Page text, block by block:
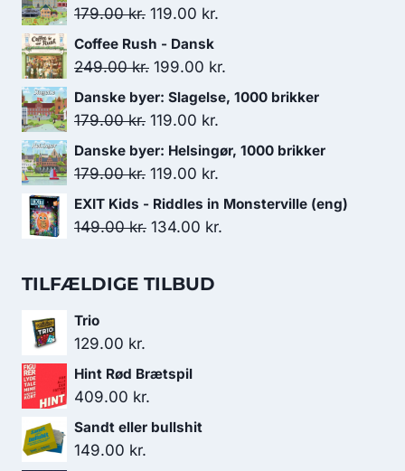
179.00kr. Den
oprindelige
pris
179.00 kr..
119.00 kr.
pris
119.00 kr..
Coffee Rush - Dansk
249.00kr. Den
oprindelige
pris
249.00 kr..
199.00 kr.
aktuelle
199.00 kr..
Danske byer: Slagelse, 1000 brikker
179.00kr. Den
oprindelige
pris
179.00 kr..
119.00 kr.
aktuelle
Danske byer: Helsingør, 1000 brikker
179.00kr. Den
oprindelige
pris
119.00 kr.
aktuelle
pris
EXIT Kids - Riddles in Monsterville (eng)
149.00kr. Den
pris
134.00 kr.
TILFÆLDIGE TILBUD
Trio
129.00 kr.
Hint Rød Brætspil
409.00 kr.
Sandt eller bullshit
149.00 kr.